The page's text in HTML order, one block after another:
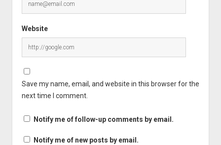
Website
Save my name, email, and website in this browser for the
next time I comment.
Notify me of follow-up comments by email.
Notify me of new posts by email.